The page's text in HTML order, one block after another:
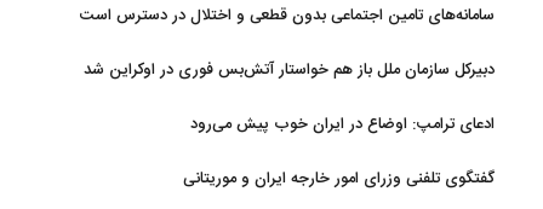
سامانه‌های تامین اجتماعی بدون قطعی و اختلال در دسترس است
دبیرکل سازمان ملل باز هم خواستار آتش‌بس فوری در اوکراین شد
ادعای ترامپ: اوضاع در ایران خوب پیش می‌رود
گفتگوی تلفنی وزرای امور خارجه ایران و موریتانی